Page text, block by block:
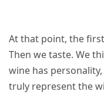
At that point, the
Then we taste. We
wine has
truly represent the